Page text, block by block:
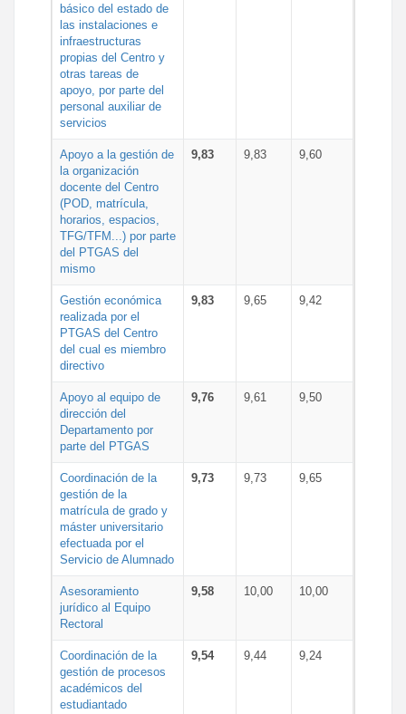
básico del estado de
las instalaciones e
infraestructuras
propias del Centro y
otras tareas de
apoyo, por parte del
personal auxiliar de
servicios
Apoyo a la gestión de
la organización
docente del Centro
(POD, matrícula,
horarios, espacios,
TFG/TFM...) por parte
del PTGAS del
mismo
9,83 9,83 9,60
Gestión económica
realizada por el
PTGAS del Centro
del cual es miembro
directivo
9,83 9,65 9,42
Apoyo al equipo de
dirección del
Departamento por
parte del PTGAS
9,76 9,61 9,50
Coordinación de la
gestión de la
matrícula de grado y
máster universitario
efectuada por el
Servicio de Alumnado
9,73 9,73 9,65
Asesoramiento
jurídico al Equipo
Rectoral
9,58 10,00 10,00
Coordinación de la
gestión de procesos
académicos del
estudiantado
9,54 9,44 9,24